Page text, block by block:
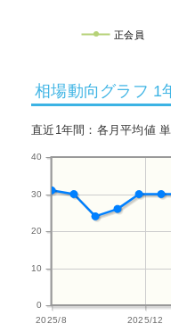
正会員
相場動向グラフ 1
直近1年間：各月平均値
2025/8 2025/12
0
10
20
30
40